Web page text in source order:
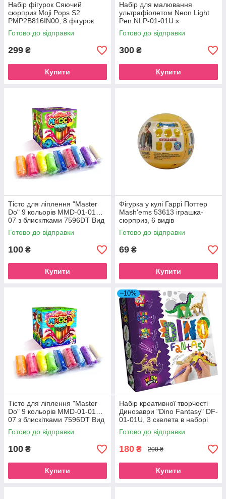
Набір фігурок Сяючий
сюрприз Moji Pops S2
PMP2B816IN00, 8 фігурок
Готово до відправки
299 ₴
Купити
Набір для малювання
ультрафіолетом Neon Light
Pen NLP-01-01U з
трафаретами
Готово до відправки
300 ₴
Купити
Тісто для ліплення "Master
Do" 9 кольорів MMD-01-01…
07 з блискітками 7596DT Вид
2
Готово до відправки
100 ₴
Купити
Фігурка у кулі Гаррі Поттер
Mash'ems 53613 іграшка-
сюрприз, 6 видів
Готово до відправки
69 ₴
Купити
Тісто для ліплення "Master
Do" 9 кольорів MMD-01-01…
07 з блискітками 7596DT Вид
3
Готово до відправки
100 ₴
Купити
–10%
Набір креативної творчості
Динозаври "Dino Fantasy" DF-
01-01U, 3 скелета в наборі
Диметродон
Готово до відправки
180 ₴ 200 ₴
Купити